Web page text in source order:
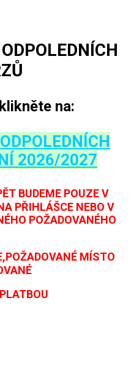
na:
2026/2027
BUDEME POUZEV
PŘIHLÁŠCE NEBO V
POŽADOVANÉHO
MÍSTO
PLATBOU